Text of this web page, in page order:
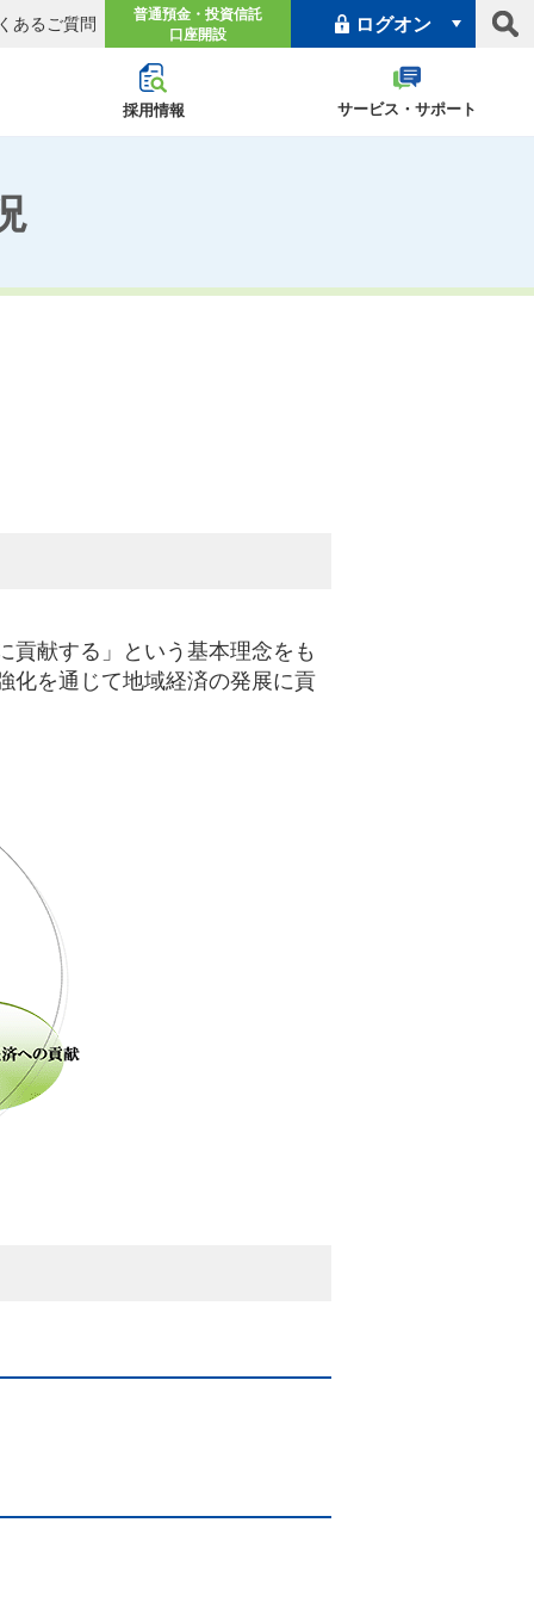
あるご質問
普通預金・投資信託
口座開設
ログオン
個人向けインターネットバンキング
み』
沿革
情報 IRニュース
ペーン
採用情報
ナイ採用 パートタイマー採用
サービス・サポート
サービス
貢献する」という基本理念をも
化を通じて地域経済の発展に貢